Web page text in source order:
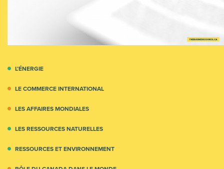
L’ÉNERGIE
LE COMMERCE INTERNATIONAL
LES AFFAIRES MONDIALES
LES RESSOURCES NATURELLES
RESSOURCES ET ENVIRONNEMENT